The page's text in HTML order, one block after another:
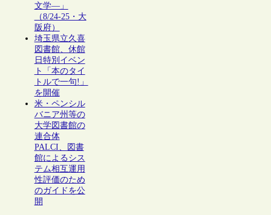
文学―」
（8/24-25・大
阪府）
埼玉県立久喜
図書館、休館
日特別イベン
ト「本のタイ
トルで一句!」
を開催
米・ペンシル
バニア州等の
大学図書館の
連合体
PALCI、図書
館によるシス
テム相互運用
性評価のため
のガイドを公
開